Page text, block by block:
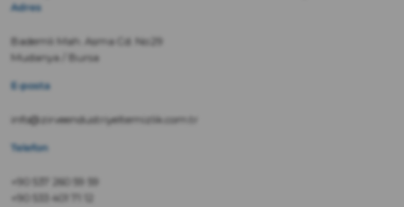
Adres
Bademli Mah. Asma Cd. No:29
Mudanya / Bursa
E-posta
info@zirveendustriyeltemizlik.com.tr
Telefon
+90 537 260 59 59
+90 533 401 71 12